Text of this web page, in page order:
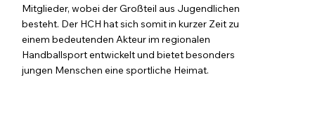
Mitglieder, wobei der Großteil aus Jugendlichen
besteht. Der HCH hat sich somit in kurzer Zeit zu
einem bedeutenden Akteur im regionalen
Handballsport entwickelt und bietet besonders
jungen Menschen eine sportliche Heimat.